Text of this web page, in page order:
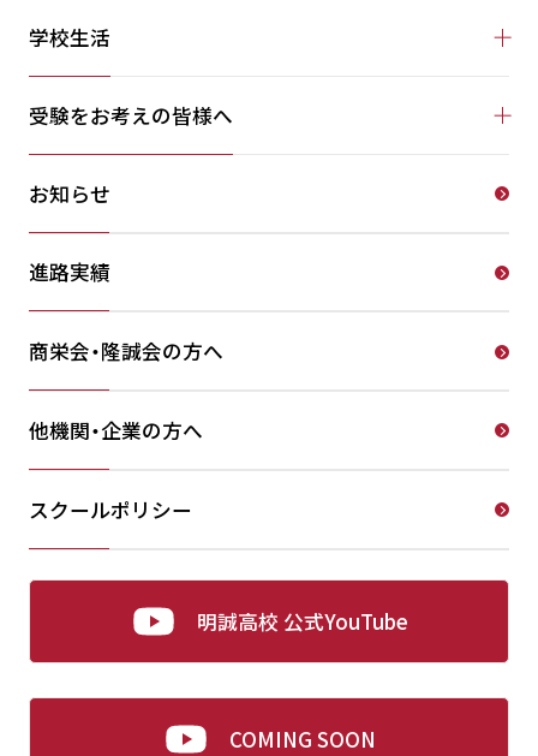
学校生活
受験をお考えの皆様へ
お知らせ
進路実績
商栄会・隆誠会の方へ
他機関・企業の方へ
スクールポリシー
明誠高校 公式YouTube
COMING SOON